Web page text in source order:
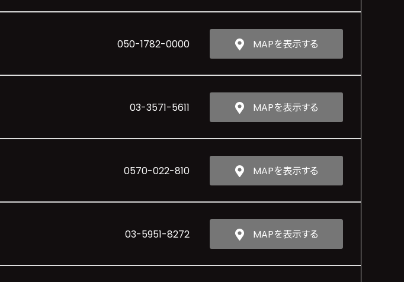
050-1782-0000 MAPを表示する
03-3571-5611 MAPを表示する
0570-022-810 MAPを表示する
03-5951-8272 MAPを表示する